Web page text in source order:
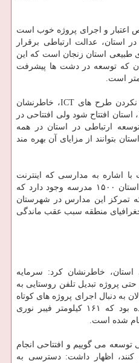
اعتبار و اجرای پروژه خوب است
استان، عدالت ارتباطی برقرار
طبیعی استان زنجان است که این
که توسعه در دشت ها پیشرفت
است.
آذری جهرمی با اشاره به افتتاح نکردن طرح های ICT، خاطرنشان
کرد: بنا بود امروز پروژه های ICT، استان افتتاح شود ولی افتتاحی در
ارتباطی در استان در همه
بتوانند از مزایای آن بهره مند
با اشاره به مدارسی که اینترنت
ندارد، عنوان کرد: در مجموع در استان ۱۵۰۰ مدرسه وجود دارد که
که تمرکز این مدارس در شهرستان
منطقه سبب عقب ماندگی
خاطرنشان کرد: سرمایه
پروژه تبدیل تلفن روستایی به
به دنبال اجرای پروژه های کوتاه
مدت هستیم. همینطور مقرر شده بود که ۱۶۱ کیلومتر فیبر نوری
توسعه می گوییم و افتتاحی انجام
اظهار داشت: دسترسی به